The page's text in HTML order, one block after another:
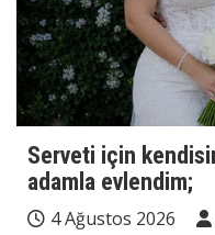
Serveti için
adamla evlendim;
4 Ağustos 2026